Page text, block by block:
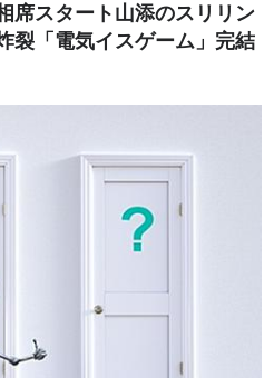
席スタート山添のスリリン
裂「電気イスゲーム」完結